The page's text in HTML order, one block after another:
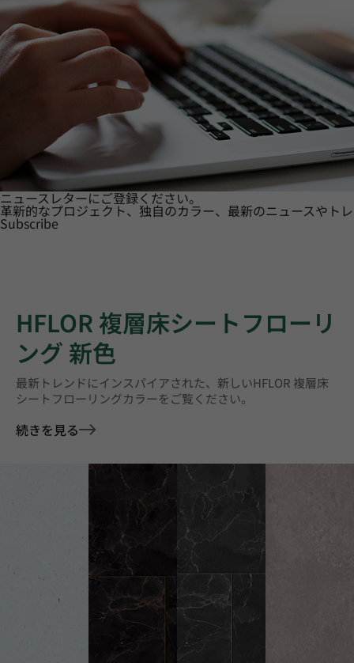
ニュースレターにご登録ください。
革新的なプロジェクト、独自のカラー、最新のニュースやト
Subscribe
HFLOR 複層床シートフローリ
ング 新色
最新トレンドにインスパイアされた、新しいHFLOR 複層床
シートフローリングカラーをご覧ください。
続きを見る